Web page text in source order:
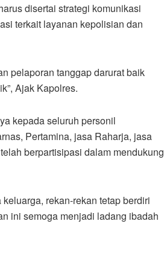
disertai strategi komunikasi
terkait layanan kepolisian dan
pelaporan tanggap darurat baik
Ajak Kapolres.
kepada seluruh personil
Pertamina, jasa Raharja, jasa
berpartisipasi dalam mendukung
rekan-rekan tetap berdiri
ini semoga menjadi ladang ibadah